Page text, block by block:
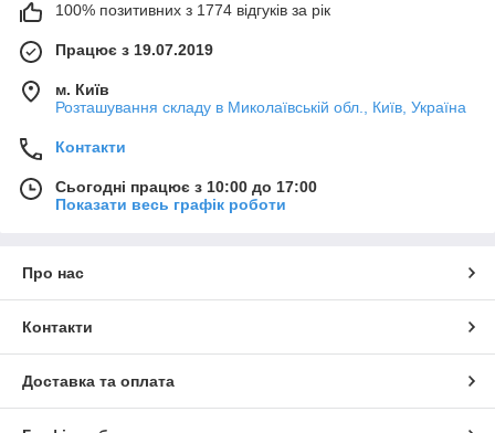
100% позитивних з 1774 відгуків за рік
Працює з 19.07.2019
м. Київ
Розташування складу в Миколаївській обл., Київ, Україна
Контакти
Сьогодні працює з 10:00 до 17:00
Показати весь графік роботи
Про нас
Контакти
Доставка та оплата